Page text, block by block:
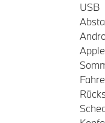
USB